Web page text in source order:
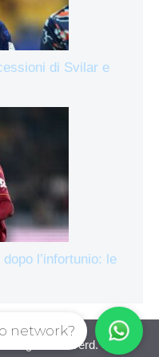
di Svilar e
l’infortunio: le
All right reserverd.
network?